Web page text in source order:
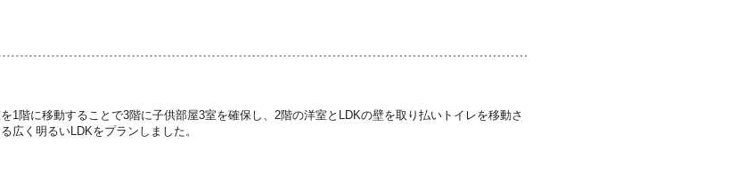
1階に移動することで3階に子供部屋3室を確保し、2階の洋室とLDKの壁を取り払いトイレを移動さ
広く明るいLDKをプランしました。